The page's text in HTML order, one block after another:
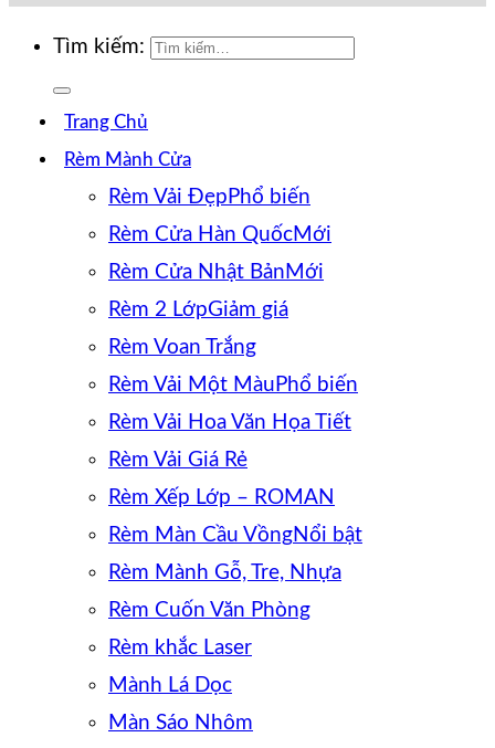
Tìm kiếm:
Trang Chủ
Rèm Mành Cửa
Rèm Vải Đẹp
Rèm Cửa Hàn Quốc
Rèm Cửa Nhật Bản
Rèm 2 Lớp
Rèm Voan Trắng
Rèm Vải Một Màu
Rèm Vải Hoa Văn Họa Tiết
Rèm Vải Giá Rẻ
Rèm Xếp Lớp – ROMAN
Rèm Màn Cầu Vồng
Rèm Mành Gỗ, Tre, Nhựa
Rèm Cuốn Văn Phòng
Rèm khắc Laser
Mành Lá Dọc
Màn Sáo Nhôm